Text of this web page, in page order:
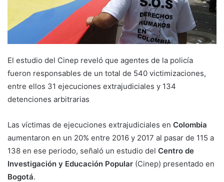
El estudio del Cinep reveló que agentes de la policía
fueron responsables de un total de 540 victimizaciones,
entre ellos 31 ejecuciones extrajudiciales y 134
detenciones arbitrarias
Las víctimas de ejecuciones extrajudiciales en Colombia
aumentaron en un 20% entre 2016 y 2017 al pasar de 115 a
138 en ese periodo, señaló un estudio del Centro de
Investigación y Educación Popular (Cinep) presentado en
Bogotá.